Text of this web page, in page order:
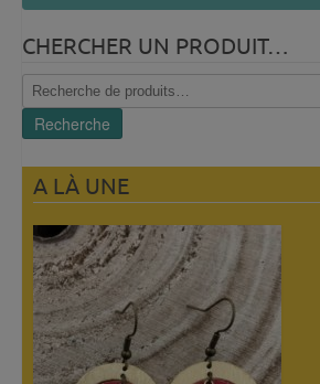
CHERCHER UN PRODUIT…
Recherche
pour :
Recherche
A LÀ UNE